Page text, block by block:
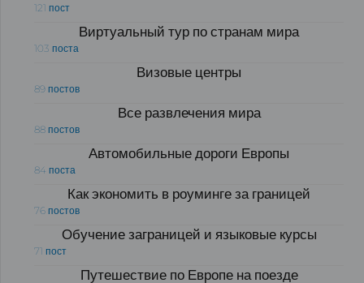
121 пост
Виртуальный тур по странам мира
103 поста
Визовые центры
89 постов
Все развлечения мира
88 постов
Автомобильные дороги Европы
84 поста
Как экономить в роуминге за границей
76 постов
Обучение заграницей и языковые курсы
71 пост
Путешествие по Европе на поезде